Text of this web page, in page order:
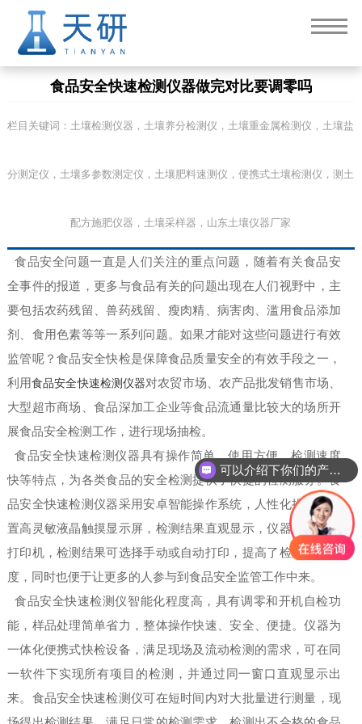
食品安全快速检测仪器做完对比要调零吗
栏目关键词：土壤检测仪器，土壤养分检测仪，土壤重金属检测仪，土壤盐
分测定仪，土壤多参数测定仪，土壤肥料速测仪，便携式土壤检测仪，测土
配方施肥仪器，土壤采样器，山东土壤仪器厂家
食品安全问题一直是人们关注的重点问题，随着有关食品安
全事件的报道，更多与食品有关的问题出现在人们视野中，主
要包括农药残留、兽药残留、瘦肉精、病害肉、滥用食品添加
剂、食用色素等等一系列问题。如果才能对这些问题进行有效
监管呢？食品安全快检是保障食品质量安全的有效手段之一，
利用食品安全快速检测仪器对农贸市场、农产品批发销售市场、
大型超市商场、食品深加工企业等食品流通量比较大的场所开
展食品安全检测工作，进行现场抽检。
食品安全快速检测仪器具有操作简单、使用方便、检测速度
快等特点，为各类食品的安全检测提供了快捷的检测服务。食
品安全快速检测仪器采用安卓智能操作系统，人性化操作，内
置高灵敏液晶触摸显示屏，检测结果直观显示，仪器配置热敏
打印机，检测结果可选择手动或自动打印，提高了检测的透明
度，同时也便于让更多的人参与到食品安全监管工作中来。
食品安全快速检测仪智能化程度高，具有调零和开机自检功
能，样品处理简单省力，整体操作快速、安全、便捷。仪器为
一体化便携式快检设备，满足现场及流动检测的需求，可在同
一软件下实现所有项目的检测，并通过同一窗口直观显示出
来。食品安全快速检测仪可在短时间内对大批量进行测量，现
可以介绍下你们的产品么